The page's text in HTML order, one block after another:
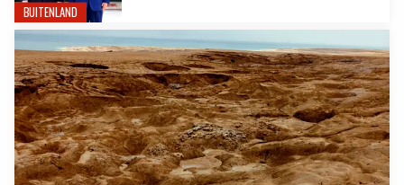
BUITENLAND